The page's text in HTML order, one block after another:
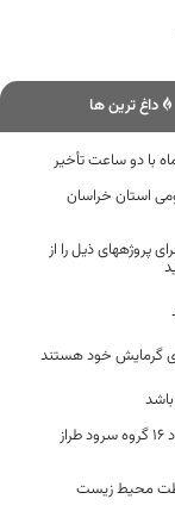
داغ ترین ها
استان خراسان
پروژه­های ذیل را از
گرمایش خود هستند
در کانون‌های فرهنگی هنری مساجد خراسان جنوبی حدود ۱۶ گروه سرود طراز
محیط زیست